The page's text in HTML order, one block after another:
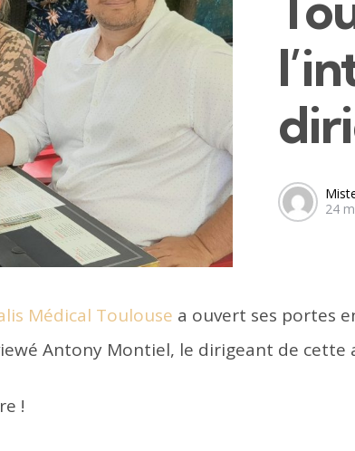
by
24
Médical Toulouse a ouvert ses portes
Antony Montiel, le dirigeant de cette
!